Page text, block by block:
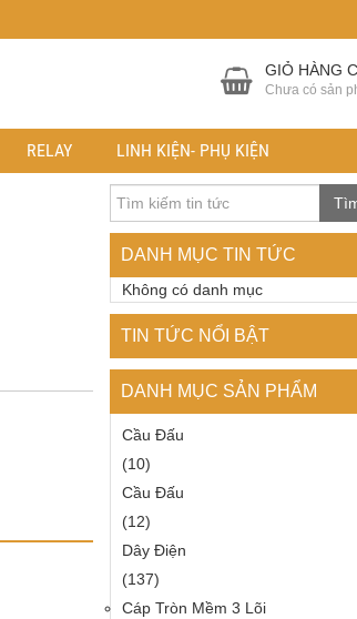
GIỎ HÀNG
Chưa có sản
RELAY LINH KIỆN- PHỤ KIỆN
DANH MỤC TIN TỨC
Không có danh mục
TIN TỨC NỔI BẬT
DANH MỤC SẢN PHẨM
Cầu Đấu
(10)
Cầu Đấu
(12)
Dây Điện
(137)
Cáp Tròn Mềm 3 Lõi